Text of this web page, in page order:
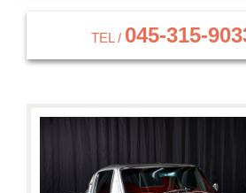
TEL / 045-315-